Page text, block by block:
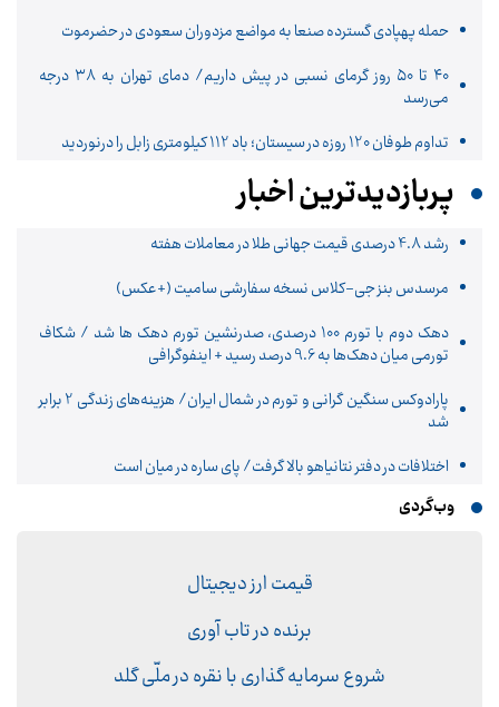
حمله پهپادی گسترده صنعا به مواضع مزدوران سعودی در حضرموت
۴۰ تا ۵۰ روز گرمای نسبی در پیش داریم/ دمای تهران به ۳۸ درجه
می‌رسد
تداوم طوفان 120 روزه در سیستان؛ باد 112 کیلومتری ‌زابل را درنوردید
پربازدیدترین اخبار
رشد 4.8 درصدی قیمت جهانی طلا در معاملات هفته
مرسدس بنز جی-کلاس نسخه سفارشی سامیت (+عکس)
دهک دوم با تورم 100 درصدی، صدرنشین تورم دهک ها شد / شکاف
تورمی میان دهک‌ها به 9.6 درصد رسید + اینفوگرافی
پارادوکس سنگین گرانی و تورم در شمال ایران/ هزینه‌های زندگی 2 برابر
‌شد
اختلافات در دفتر نتانیاهو بالا گرفت/ پای ساره در میان است
وب‌گردی
قیمت ارز دیجیتال
برنده در تاب آوری
شروع سرمایه گذاری با نقره در ملّی گلد